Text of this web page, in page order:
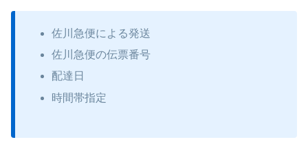
佐川急便による発送
佐川急便の伝票番号
配達日
時間帯指定